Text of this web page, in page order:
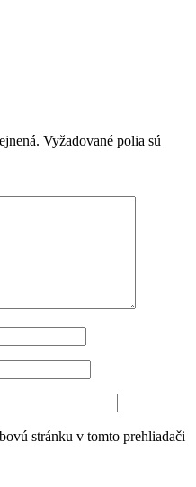
Vyžadované polia sú
stránku v tomto prehliadači